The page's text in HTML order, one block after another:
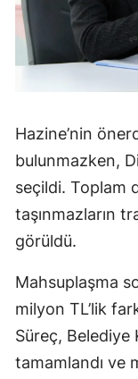
Hazine’nin
bulunmazken,
seçildi. Toplam
taşınmazların
görüldü.
Mahsuplaşma
milyon TL’lik
Süreç, Belediye
tamamlandı ve